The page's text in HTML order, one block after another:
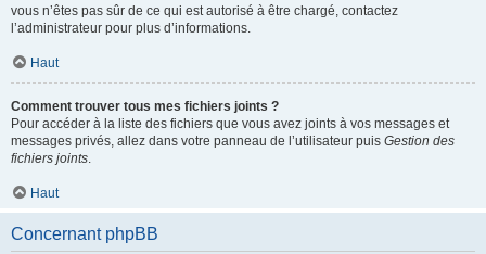
vous n’êtes pas sûr de ce qui est autorisé à être chargé, contactez
l’administrateur pour plus d’informations.
Haut
Comment trouver tous mes fichiers joints ?
Pour accéder à la liste des fichiers que vous avez joints à vos messages et
messages privés, allez dans votre panneau de l’utilisateur puis Gestion des
fichiers joints.
Haut
Concernant phpBB